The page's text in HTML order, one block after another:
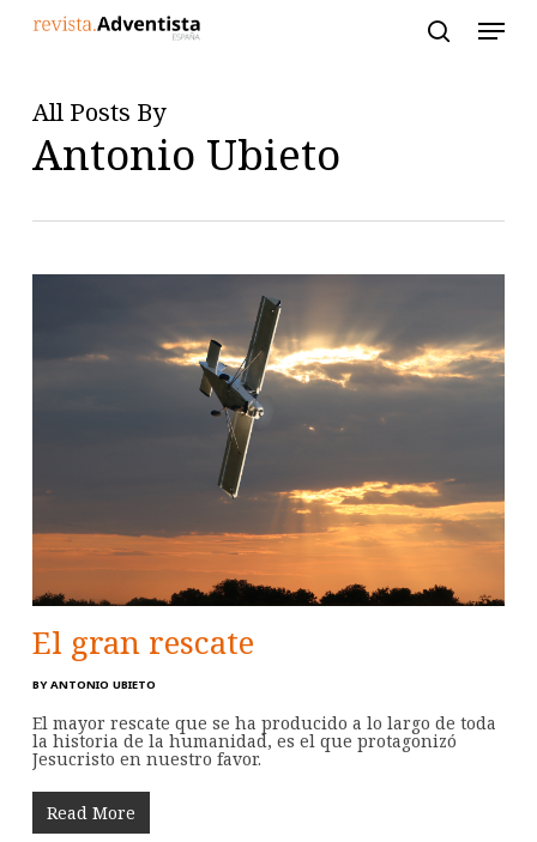
contentAll Posts By
Antonio Ubieto
El gran rescate
BY ANTONIO UBIETO
El mayor rescate que se ha producido a lo largo de toda
la historia de la humanidad, es el que protagonizó
Jesucristo en nuestro favor.
Read More